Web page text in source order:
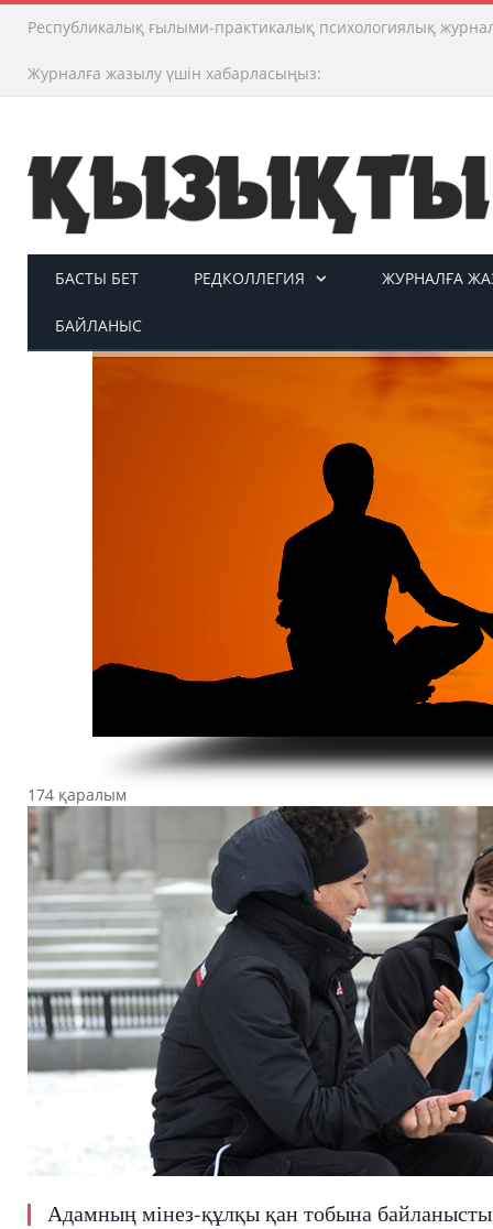
Республикалық ғылыми-практикалық психологиялық
Журналға жазылу үшін хабарласыңыз:
БАСТЫ БЕТ РЕДКОЛЛЕГИЯ ЖУРНАЛҒА
БАЙЛАНЫС
174 қаралым
Адамның мінез-құлқы қан тобына байланысты